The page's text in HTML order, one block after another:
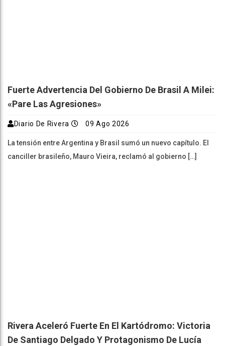
Fuerte Advertencia Del Gobierno De Brasil A Milei:
«Pare Las Agresiones»
Diario De Rivera 09 Ago 2026
La tensión entre Argentina y Brasil sumó un nuevo capítulo. El
canciller brasileño, Mauro Vieira, reclamó al gobierno […]
Rivera Aceleró Fuerte En El Kartódromo: Victoria
De Santiago Delgado Y Protagonismo De Lucía